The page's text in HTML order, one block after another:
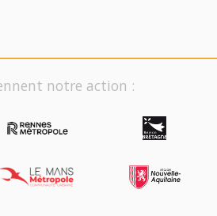
notre action :